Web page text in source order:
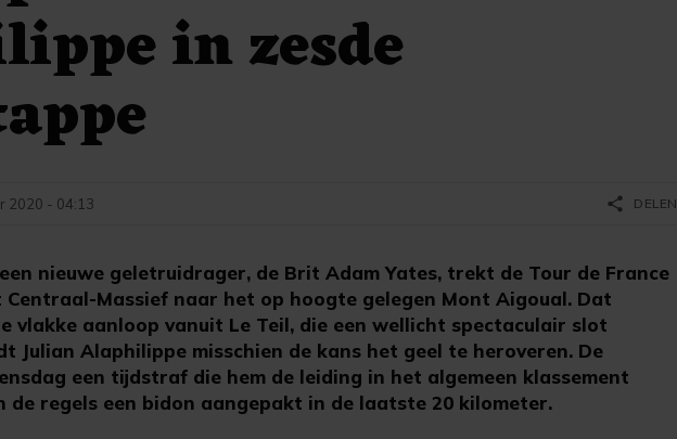
in zesde
een nieuwe geletruidrager, de Brit Adam Yates, trekt de Tour de France
Massief naar het op hoogte gelegen Mont Aigoual. Dat
vlakke aanloop vanuit Le Teil, die een wellicht spectaculair slot
Julian Alaphilippe misschien de kans het geel te heroveren. De
een tijdstraf die hem de leiding in het algemeen klassement
de regels een bidon aangepakt in de laatste 20 kilometer.
2020 - 04:13 share DELEN